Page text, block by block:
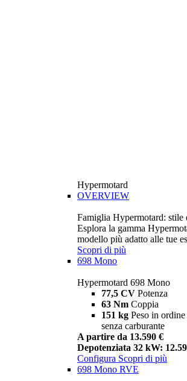
Hypermotard
OVERVIEW
Famiglia Hypermotard: stile
Esplora la gamma
modello più adatto alle tue
Scopri di più
698 Mono
Hypermotard 698 Mono
77,5 CV Potenza
63 Nm Coppia
151 kg Peso in
senza carburante
A partire da 13.590 €
Depotenziata 32 kW:
Configura Scopri di più
698 Mono RVE